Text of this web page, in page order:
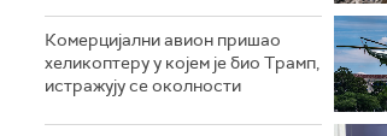
Комерцијални авион пришао
хеликоптеру у којем је био Трамп,
истражују се околности